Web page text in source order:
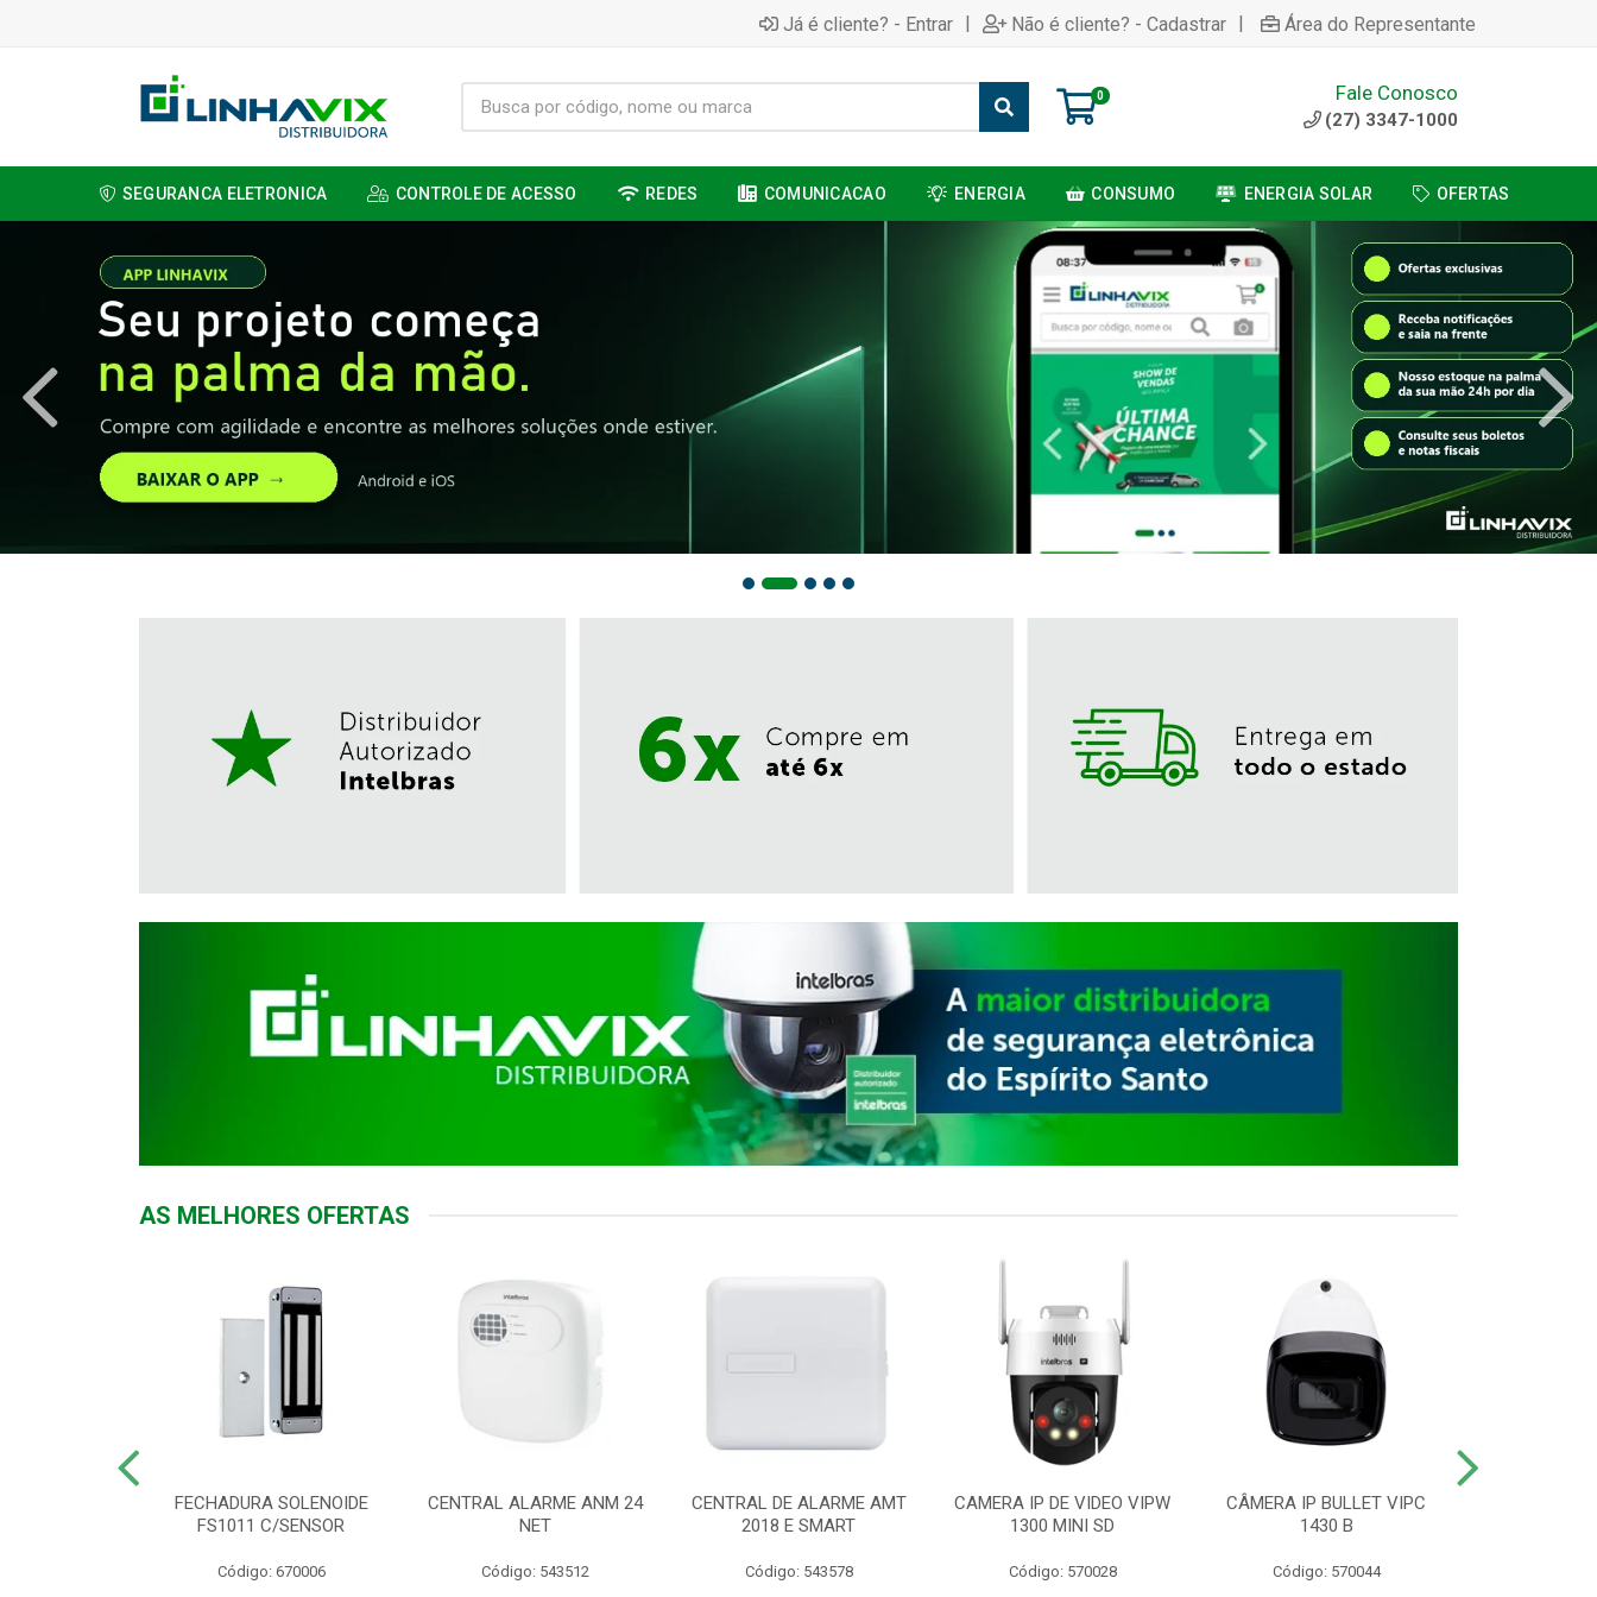
Já é cliente? - Entrar | Não é cliente? - Cadastrar | Área do Representante
0 Fale Conosco
(27) 3347-1000
SEGURANCA ELETRONICA CONTROLE DE ACESSO REDES COMUNICACAO ENERGIA CONSUMO ENERGIA SOLAR OFERTAS
AS MELHORES OFERTAS
FECHADURA SOLENOIDE
FS1011 C/SENSOR
Código: 670006
CENTRAL ALARME ANM 24
NET
Código: 543512
CENTRAL DE ALARME AMT
2018 E SMART
Código: 543578
CAMERA IP DE VIDEO VIPW
1300 MINI SD
Código: 570028
CÂMERA IP BULLET VIPC
1430 B
Código: 570044